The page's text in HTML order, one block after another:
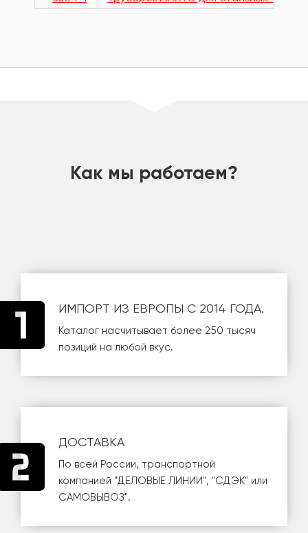
Как мы работаем?
ИМПОРТ ИЗ ЕВРОПЫ С 2014 ГОДА.
Каталог насчитывает более 250 тысяч
позиций на любой вкус.
ДОСТАВКА
По всей России, транспортной
компанией "ДЕЛОВЫЕ ЛИНИИ", "СДЭК" или
САМОВЫВОЗ".